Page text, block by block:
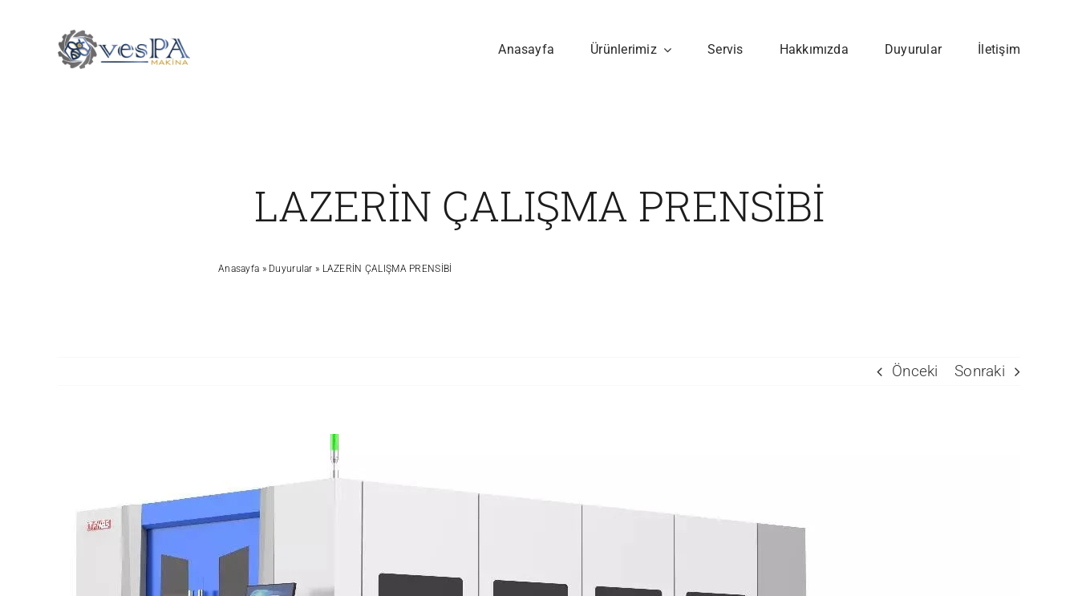
Anasayfa Ürünlerimiz Servis Hakkımızda Duyurular İletişim
LAZERİN ÇALIŞMA PRENSİBİ
Anasayfa » Duyurular » LAZERİN ÇALIŞMA PRENSİBİ
Önceki Sonraki